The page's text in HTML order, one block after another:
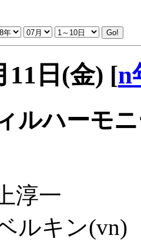
11日(金) [n
ルハーモ
淳一
ルキン(vn)